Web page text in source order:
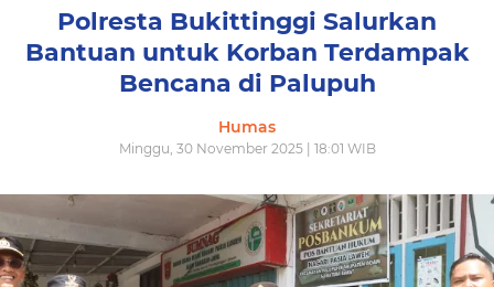
Polresta Bukittinggi Salurkan
Bantuan untuk Korban Terdampak
Bencana di Palupuh
Humas
Minggu, 30 November 2025 | 18:01 WIB